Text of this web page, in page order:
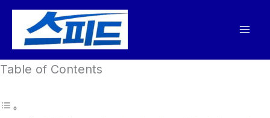
건
뛰
Table of Contents